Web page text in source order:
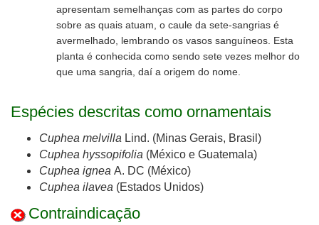
apresentam semelhanças com as partes do corpo
sobre as quais atuam, o caule da sete-sangrias é
avermelhado, lembrando os vasos sanguíneos. Esta
planta é conhecida como sendo sete vezes melhor do
que uma sangria, daí a origem do nome.
Espécies descritas como ornamentais
Cuphea melvilla Lind. (Minas Gerais, Brasil)
Cuphea hyssopifolia (México e Guatemala)
Cuphea ignea A. DC (México)
Cuphea ilavea (Estados Unidos)
Contraindicação